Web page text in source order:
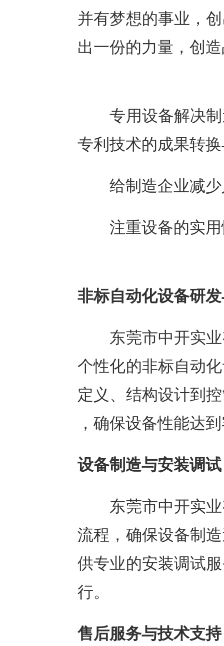
并有梦想的事业，
出一份的力量，创
专用设备解决制
专利技术的成果转
给制造企业减少
注重设备的实用
非标自动化设备研
东莞市中开实业
个性化的非标自动
定义、结构设计到
，确保设备性能达
设备制造与安装调试
东莞市中开实业
流程，确保设备制
供专业的安装调试
行。
售后服务与技术支持